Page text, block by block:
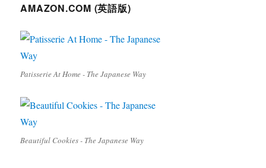
AMAZON.COM (英語版)
Patisserie At Home - The Japanese Way
Beautiful Cookies - The Japanese Way